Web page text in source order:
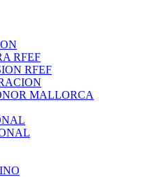
RFEF
RFEF
MALLORCA